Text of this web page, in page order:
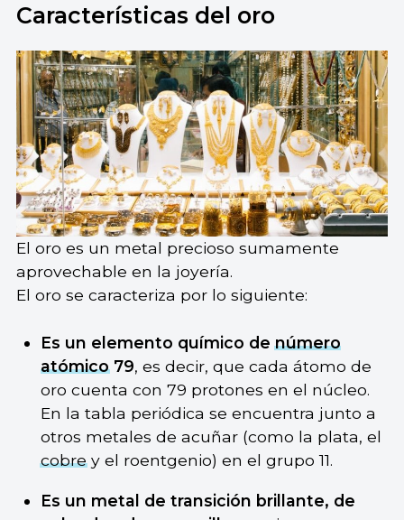
Características del oro
El oro es un metal precioso sumamente
aprovechable en la joyería.
El oro se caracteriza por lo siguiente:
Es un elemento químico denúmero
atómico79, es decir, que cada átomo de
oro cuenta con 79 protones en el núcleo.
En la tabla periódica se encuentra junto a
otros metales de acuñar (como la plata, el
cobrey el roentgenio) en el grupo 11.
Es un metal de transición brillante, de